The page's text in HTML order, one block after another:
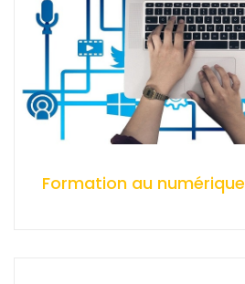
Formation au numérique